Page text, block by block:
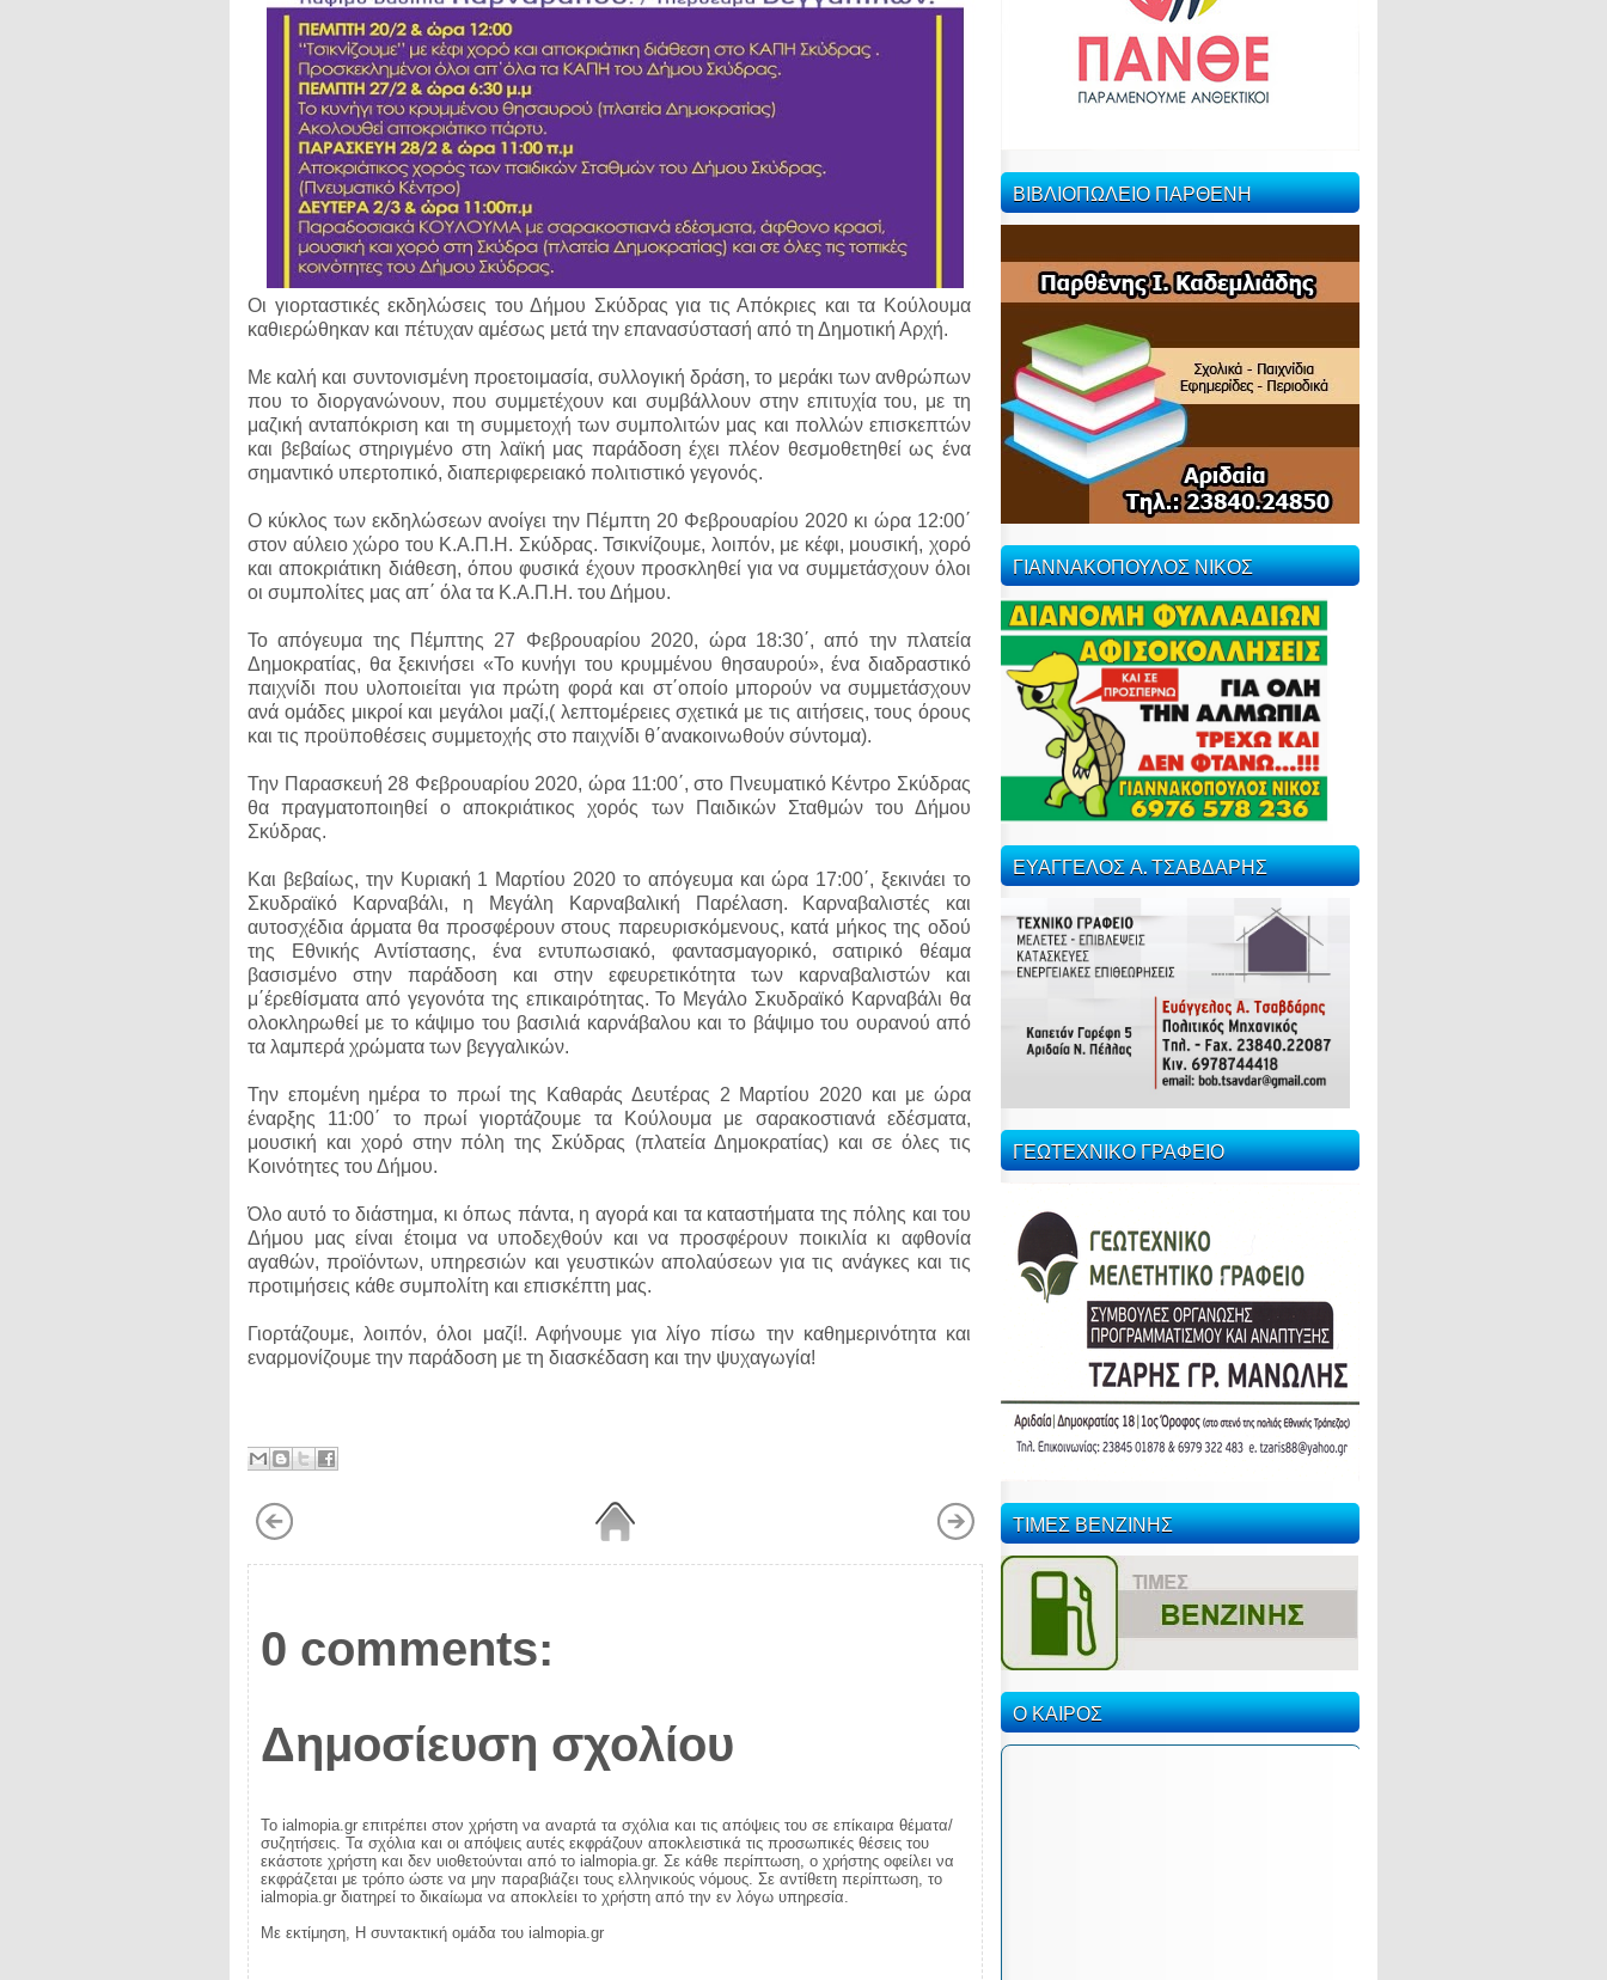
Οι γιορταστικές εκδηλώσεις του Δήμου Σκύδρας για τις Απόκριες και τα Κούλουμα
καθιερώθηκαν και πέτυχαν αμέσως μετά την επανασύστασή από τη Δημοτική Αρχή.
Με καλή και συντονισμένη προετοιμασία, συλλογική δράση, το μεράκι των ανθρώπων
που το διοργανώνουν, που συμμετέχουν και συμβάλλουν στην επιτυχία του, με τη
μαζική ανταπόκριση και τη συμμετοχή των συμπολιτών μας και πολλών επισκεπτών
και βεβαίως στηριγμένο στη λαϊκή μας παράδοση έχει πλέον θεσμοθετηθεί ως ένα
σημαντικό υπερτοπικό, διαπεριφερειακό πολιτιστικό γεγονός.
Ο κύκλος των εκδηλώσεων ανοίγει την Πέμπτη 20 Φεβρουαρίου 2020 κι ώρα 12:00΄
στον αύλειο χώρο του Κ.Α.Π.Η. Σκύδρας. Τσικνίζουμε, λοιπόν, με κέφι, μουσική, χορό
και αποκριάτικη διάθεση, όπου φυσικά έχουν προσκληθεί για να συμμετάσχουν όλοι
οι συμπολίτες μας απ΄ όλα τα Κ.Α.Π.Η. του Δήμου.
Το απόγευμα της Πέμπτης 27 Φεβρουαρίου 2020, ώρα 18:30΄, από την πλατεία
Δημοκρατίας, θα ξεκινήσει «Το κυνήγι του κρυμμένου θησαυρού», ένα διαδραστικό
παιχνίδι που υλοποιείται για πρώτη φορά και στ΄οποίο μπορούν να συμμετάσχουν
ανά ομάδες μικροί και μεγάλοι μαζί,( λεπτομέρειες σχετικά με τις αιτήσεις, τους όρους
και τις προϋποθέσεις συμμετοχής στο παιχνίδι θ΄ανακοινωθούν σύντομα).
Την Παρασκευή 28 Φεβρουαρίου 2020, ώρα 11:00΄, στο Πνευματικό Κέντρο Σκύδρας
θα πραγματοποιηθεί ο αποκριάτικος χορός των Παιδικών Σταθμών του Δήμου
Σκύδρας.
Και βεβαίως, την Κυριακή 1 Μαρτίου 2020 το απόγευμα και ώρα 17:00΄, ξεκινάει το
Σκυδραϊκό Καρναβάλι, η Μεγάλη Καρναβαλική Παρέλαση. Καρναβαλιστές και
αυτοσχέδια άρματα θα προσφέρουν στους παρευρισκόμενους, κατά μήκος της οδού
της Εθνικής Αντίστασης, ένα εντυπωσιακό, φαντασμαγορικό, σατιρικό θέαμα
βασισμένο στην παράδοση και στην εφευρετικότητα των καρναβαλιστών και
μ΄έρεθίσματα από γεγονότα της επικαιρότητας. Το Μεγάλο Σκυδραϊκό Καρναβάλι θα
ολοκληρωθεί με το κάψιμο του βασιλιά καρνάβαλου και το βάψιμο του ουρανού από
τα λαμπερά χρώματα των βεγγαλικών.
Την επομένη ημέρα το πρωί της Καθαράς Δευτέρας 2 Μαρτίου 2020 και με ώρα
έναρξης 11:00΄ το πρωί γιορτάζουμε τα Κούλουμα με σαρακοστιανά εδέσματα,
μουσική και χορό στην πόλη της Σκύδρας (πλατεία Δημοκρατίας) και σε όλες τις
Κοινότητες του Δήμου.
Όλο αυτό το διάστημα, κι όπως πάντα, η αγορά και τα καταστήματα της πόλης και του
Δήμου μας είναι έτοιμα να υποδεχθούν και να προσφέρουν ποικιλία κι αφθονία
αγαθών, προϊόντων, υπηρεσιών και γευστικών απολαύσεων για τις ανάγκες και τις
προτιμήσεις κάθε συμπολίτη και επισκέπτη μας.
Γιορτάζουμε, λοιπόν, όλοι μαζί!. Αφήνουμε για λίγο πίσω την καθημερινότητα και
εναρμονίζουμε την παράδοση με τη διασκέδαση και την ψυχαγωγία!
0 comments:
Δημοσίευση σχολίου
Το ialmopia.gr επιτρέπει στον χρήστη να αναρτά τα σχόλια και τις απόψεις του σε επίκαιρα θέματα/
συζητήσεις. Τα σχόλια και οι απόψεις αυτές εκφράζουν αποκλειστικά τις προσωπικές θέσεις του
εκάστοτε χρήστη και δεν υιοθετούνται από το ialmopia.gr. Σε κάθε περίπτωση, ο χρήστης οφείλει να
εκφράζεται με τρόπο ώστε να μην παραβιάζει τους ελληνικούς νόμους. Σε αντίθετη περίπτωση, το
ialmopia.gr διατηρεί το δικαίωμα να αποκλείει το χρήστη από την εν λόγω υπηρεσία.
Με εκτίμηση, Η συντακτική ομάδα του ialmopia.gr
ΒΙΒΛΙΟΠΩΛΕΙΟ ΠΑΡΘΕΝΗ
ΓΙΑΝΝΑΚΟΠΟΥΛΟΣ ΝΙΚΟΣ
ΕΥΑΓΓΕΛΟΣ Α. ΤΣΑΒΔΑΡΗΣ
ΓΕΩΤΕΧΝΙΚΟ ΓΡΑΦΕΙΟ
ΤΙΜΕΣ ΒΕΝΖΙΝΗΣ
Ο ΚΑΙΡΟΣ